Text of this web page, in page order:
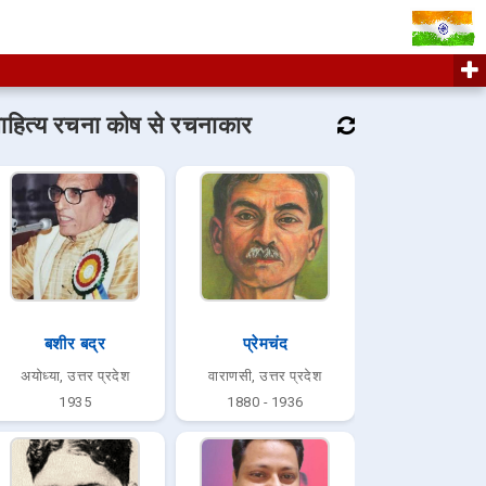
रचना कोष से रचनाकार
बशीर बद्र
अयोध्या, उत्तर प्रदेश
1935
प्रेमचंद
वाराणसी, उत्तर प्रदेश
1880 - 1936